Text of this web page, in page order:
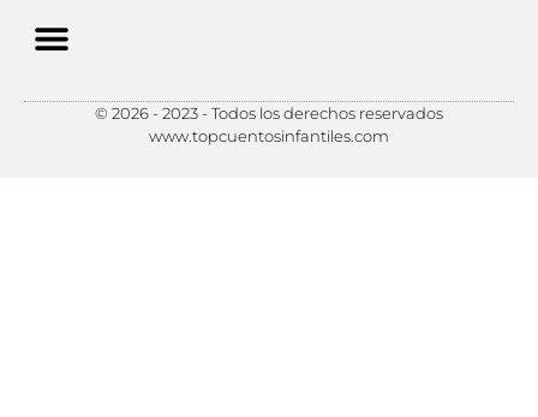
© 2026 - 2023 - Todos los derechos reservados
www.topcuentosinfantiles.com